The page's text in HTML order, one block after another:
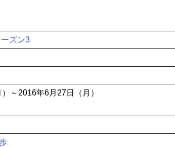
ズン3
～2016年6月27日（月）